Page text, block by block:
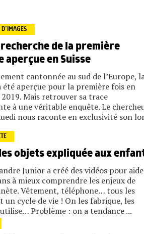
recherche de la première
aperçue en Suisse
cantonnée au sud de l’Europe,
été aperçue pour la première fois en
2019. Mais retrouver sa trace
à une véritable enquête. Le
nous raconte en exclusivité son
objets expliquée aux
Junior a créé des vidéos pour
à mieux comprendre les enjeux de
Vêtement, téléphone… tous les
un cycle de vie ! On les fabrique, les
Problème : on a tendance ...